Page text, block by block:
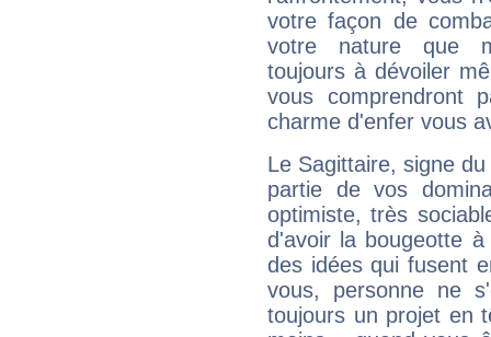
votre façon de
votre nature que
toujours à dévoiler
vous comprendront
charme d'enfer vous
Le Sagittaire, signe
partie de vos
optimiste, très
d'avoir la bougeotte
des idées qui fusent
vous, personne ne
toujours un projet en